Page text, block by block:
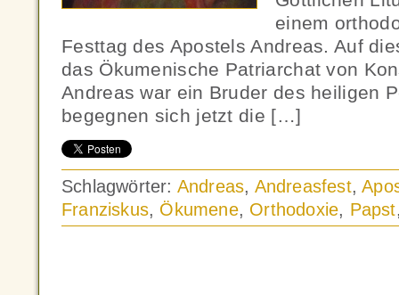
einem
Festtag des Apostels Andreas. Auf
das Ökumenische Patriarchat von
Andreas war ein Bruder des heiligen
begegnen sich jetzt die […]
Schlagwörter: Andreas, Andreasfest,
Franziskus, Ökumene, Orthodoxie, Papst